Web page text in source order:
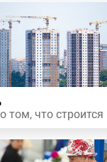
том, что строится